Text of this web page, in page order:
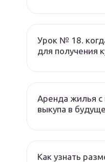
Урок № 18.
для получения
Аренда жилья
выкупа в
Как узнать